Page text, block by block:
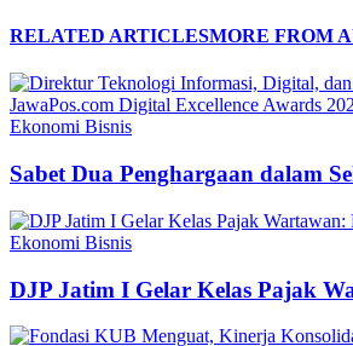
RELATED ARTICLESMORE FROM
Ekonomi Bisnis
Sabet Dua Penghargaan dalam
Ekonomi Bisnis
DJP Jatim I Gelar Kelas Pajak